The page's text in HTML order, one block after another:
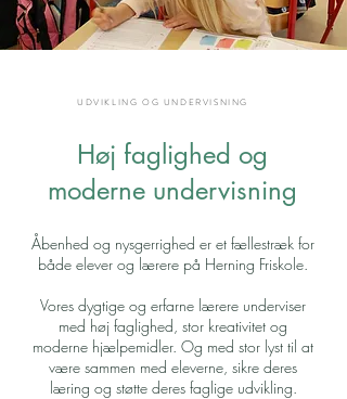
UDVIKLING OG UNDERVISNING
Høj faglighed og
moderne undervisning
Åbenhed og nysgerrighed er et fællestræk for
både elever og lærere på Herning Friskole.
Vores dygtige og erfarne lærere underviser
med høj faglighed, stor kreativitet og
moderne hjælpemidler. Og med stor lyst til at
være sammen med eleverne, sikre deres
læring og støtte deres faglige udvikling.